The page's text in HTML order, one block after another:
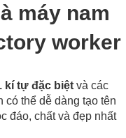
máy nam
worker
kí tự đặc biệt và các
có thể dễ dàng tạo tên
đáo, chất và đẹp nhất